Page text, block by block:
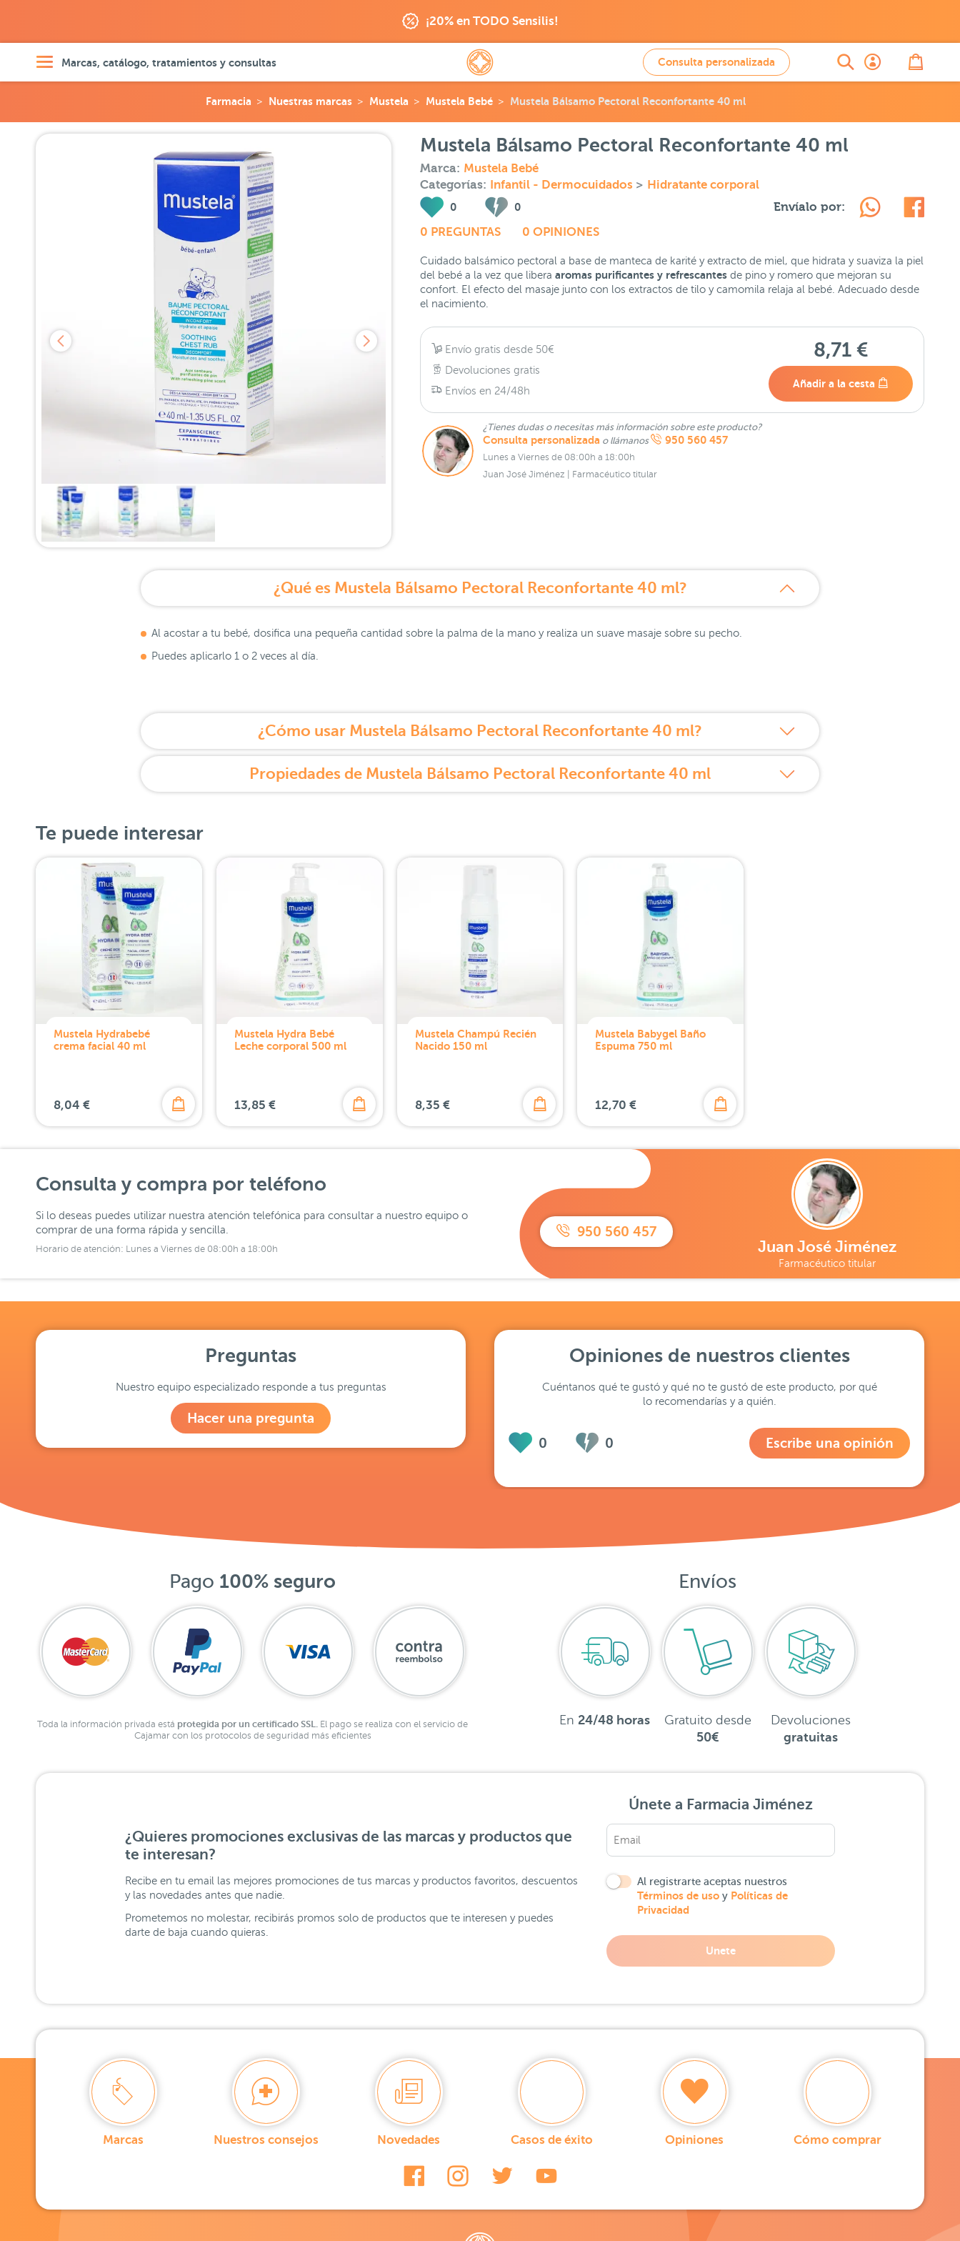
¡20% en TODO Sensilis!
Marcas, catálogo, tratamientos y consultas Consulta personalizada
Farmacia Nuestras marcas Mustela Mustela Bebé Mustela Bálsamo Pectoral Reconfortante 40 ml
Mustela Bálsamo Pectoral Reconfortante 40 ml
Marca: Mustela Bebé
Categorías: Infantil - Dermocuidados > Hidratante corporal
0 0
0 PREGUNTAS 0 OPINIONES
Envíalo por:
Cuidado balsámico pectoral a base de manteca de karité y extracto de miel, que hidrata y suaviza la piel
del bebé a la vez que libera aromas purificantes y refrescantesde pino y romero que mejoran su
confort. El efecto del masaje junto con los extractos de tilo y camomila relaja al bebé. Adecuado desde
el nacimiento.
Envío gratis desde 50€
Devoluciones gratis
Envíos en 24/48h
8,71 €
Añadir a la cesta
¿Tienes dudas o necesitas más información sobre este producto?
Consulta personalizada o llámanos 950 560 457
Lunes a Viernes de 08:00h a 18:00h
Juan José Jiménez | Farmacéutico titular
¿Qué es Mustela Bálsamo Pectoral Reconfortante 40 ml?
Al acostar a tu bebé, dosifica una pequeña cantidad sobre la palma de la mano y realiza un suave masaje sobre su pecho.
Puedes aplicarlo 1 o 2 veces al día.
¿Cómo usar Mustela Bálsamo Pectoral Reconfortante 40 ml?
Propiedades de Mustela Bálsamo Pectoral Reconfortante 40 ml
Te puede interesar
Mustela Hydrabebé
crema facial 40 ml
8,04 €
Mustela Hydra Bebé
Leche corporal 500 ml
13,85 €
Mustela Champú Recién
Nacido 150 ml
8,35 €
Mustela Babygel Baño
Espuma 750 ml
12,70 €
Consulta y compra por teléfono
Si lo deseas puedes utilizar nuestra atención telefónica para consultar a nuestro equipo o
comprar de una forma rápida y sencilla.
Horario de atención: Lunes a Viernes de 08:00h a 18:00h
950 560 457
Juan José Jiménez
Farmacéutico titular
Preguntas
Nuestro equipo especializado responde a tus preguntas
Hacer una pregunta
Opiniones de nuestros clientes
Cuéntanos qué te gustó y qué no te gustó de este producto, por qué
lo recomendarías y a quién.
0 0 Escribe una opinión
Pago 100% seguro
Toda la información privada está protegida por un certificado SSL.
El pago se realiza con el servicio de
Cajamar con los protocolos de seguridad más eficientes
Envíos
En 24/48 horas
Gratuito desde
50€
Devoluciones
gratuitas
¿Quieres promociones exclusivas de las marcas y productos que
te interesan?
Recibe en tu email las mejores promociones de tus marcas y productos favoritos, descuentos
y las novedades antes que nadie.
Prometemos no molestar, recibirás promos solo de productos que te interesen y puedes
darte de baja cuando quieras.
Únete a Farmacia Jiménez
Al registrarte aceptas nuestros
Términos de uso y Políticas de
Privacidad
Unete
Marcas Nuestros consejos Novedades Casos de éxito Opiniones Cómo comprar